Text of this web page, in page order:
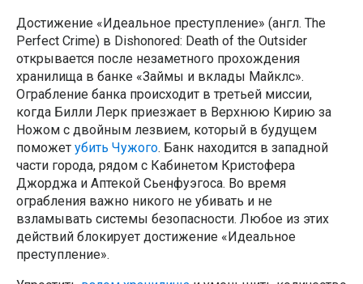
Достижение «Идеальное преступление» (англ. The
Perfect Crime) в Dishonored: Death of the Outsider
открывается после незаметного прохождения
хранилища в банке «Займы и вклады Майклс».
Ограбление банка происходит в третьей миссии,
когда Билли Лерк приезжает в Верхнюю Кирию за
Ножом с двойным лезвием, который в будущем
поможет убить Чужого. Банк находится в западной
части города, рядом с Кабинетом Кристофера
Джорджа и Аптекой Сьенфуэгоса. Во время
ограбления важно никого не убивать и не
взламывать системы безопасности. Любое из этих
действий блокирует достижение «Идеальное
преступление».